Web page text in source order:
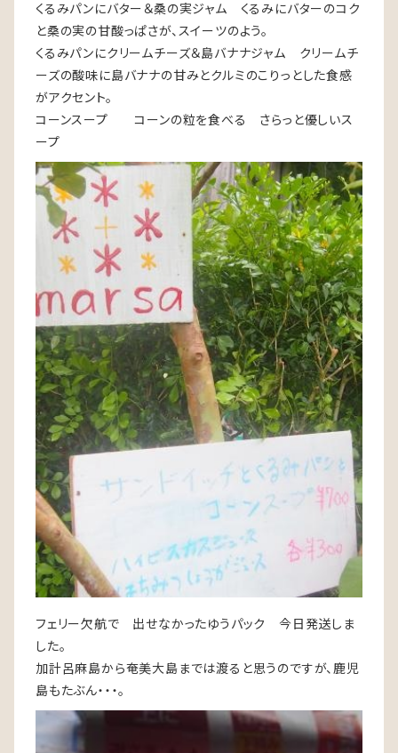
くるみパンにバター＆桑の実ジャム くるみにバターのコク
と桑の実の甘酸っぱさが、スイーツのよう。
くるみパンにクリームチーズ＆島バナナジャム クリームチ
ーズの酸味に島バナナの甘みとクルミのこりっとした食感
がアクセント。
コーンスープ コーンの粒を食べる さらっと優しいス
ープ
フェリー欠航で 出せなかったゆうパック 今日発送しま
した。
加計呂麻島から奄美大島までは渡ると思うのですが、鹿児
島もたぶん・・・。